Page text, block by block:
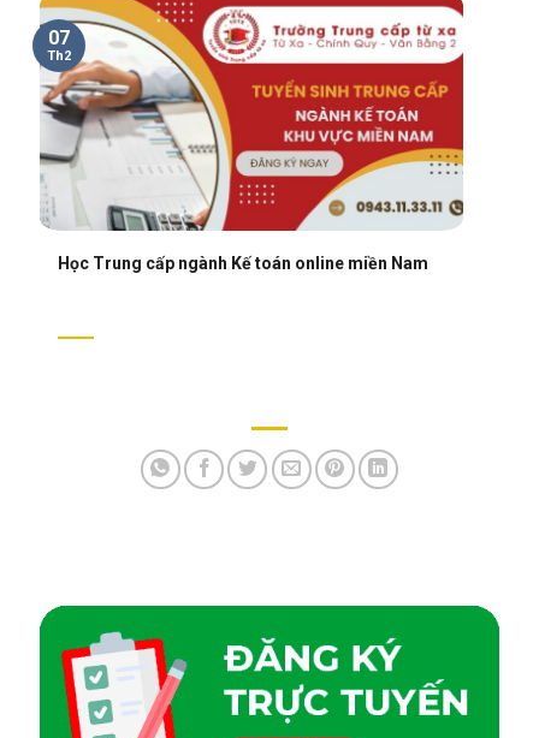
Học Trung cấp ngành Kế toán online miền Nam
07
Th2